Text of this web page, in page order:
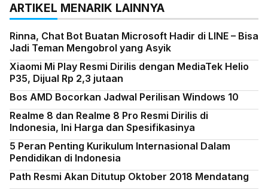
ARTIKEL MENARIK LAINNYA
Rinna, Chat Bot Buatan Microsoft Hadir di LINE – Bisa
Jadi Teman Mengobrol yang Asyik
Xiaomi Mi Play Resmi Dirilis dengan MediaTek Helio
P35, Dijual Rp 2,3 jutaan
Bos AMD Bocorkan Jadwal Perilisan Windows 10
Realme 8 dan Realme 8 Pro Resmi Dirilis di
Indonesia, Ini Harga dan Spesifikasinya
5 Peran Penting Kurikulum Internasional Dalam
Pendidikan di Indonesia
Path Resmi Akan Ditutup Oktober 2018 Mendatang